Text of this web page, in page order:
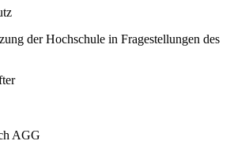
der Hochschule in Fragestellungen des
AGG